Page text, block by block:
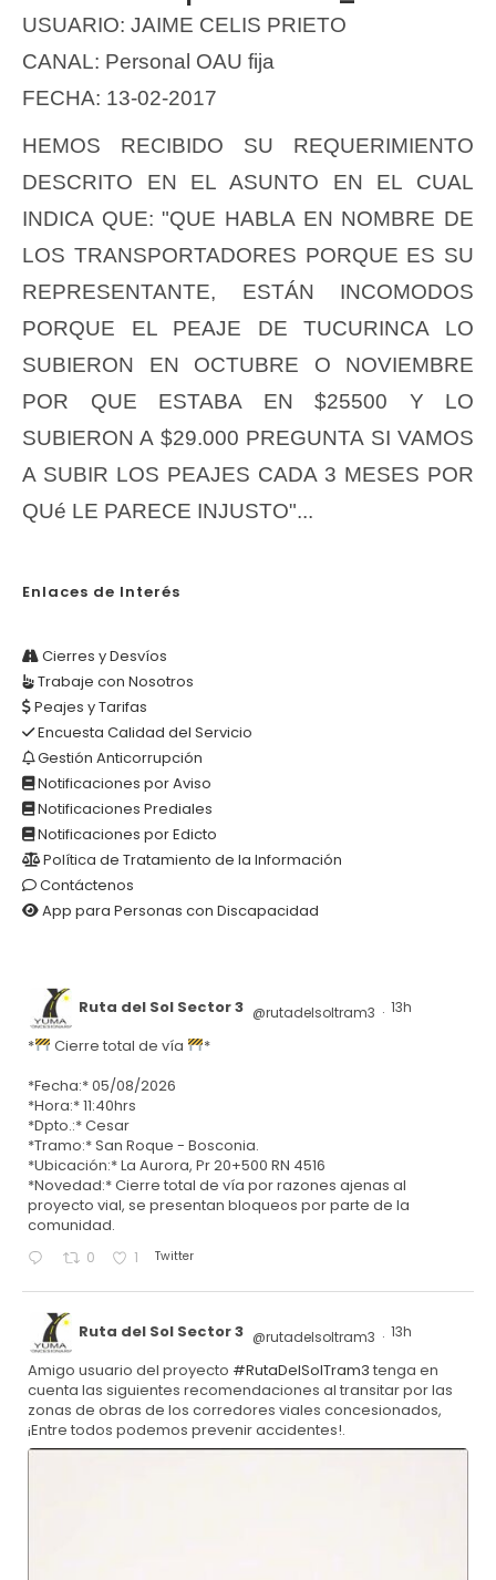
USUARIO: JAIME CELIS PRIETO
CANAL: Personal OAU fija
FECHA: 13-02-2017
HEMOS RECIBIDO SU REQUERIMIENTO
DESCRITO EN EL ASUNTO EN EL CUAL
INDICA QUE: "QUE HABLA EN NOMBRE DE
LOS TRANSPORTADORES PORQUE ES SU
REPRESENTANTE, ESTÁN INCOMODOS
PORQUE EL PEAJE DE TUCURINCA LO
SUBIERON EN OCTUBRE O NOVIEMBRE
POR QUE ESTABA EN $25500 Y LO
SUBIERON A $29.000 PREGUNTA SI VAMOS
A SUBIR LOS PEAJES CADA 3 MESES POR
QUé LE PARECE INJUSTO"...
Enlaces de Interés
Cierres y Desvíos
Trabaje con Nosotros
Peajes y Tarifas
Encuesta Calidad del Servicio
Gestión Anticorrupción
Notificaciones por Aviso
Notificaciones Prediales
Notificaciones por Edicto
Política de Tratamiento de la Información
Contáctenos
App para Personas con Discapacidad
Ruta del Sol Sector 3 @rutadelsoltram3 · 13h
* Cierre total de vía
*
*Fecha:* 05/08/2026
*Hora:* 11:40hrs
*Dpto.:* Cesar
*Tramo:* San Roque - Bosconia.
*Ubicación:* La Aurora, Pr 20+500 RN 4516
*Novedad:* Cierre total de vía por razones ajenas al
proyecto vial, se presentan bloqueos por parte de la
comunidad.
0 1 Twitter
Ruta del Sol Sector 3 @rutadelsoltram3 · 13h
Amigo usuario del proyecto #RutaDelSolTram3 tenga en
cuenta las siguientes recomendaciones al transitar por las
zonas de obras de los corredores viales concesionados,
¡Entre todos podemos prevenir accidentes!.